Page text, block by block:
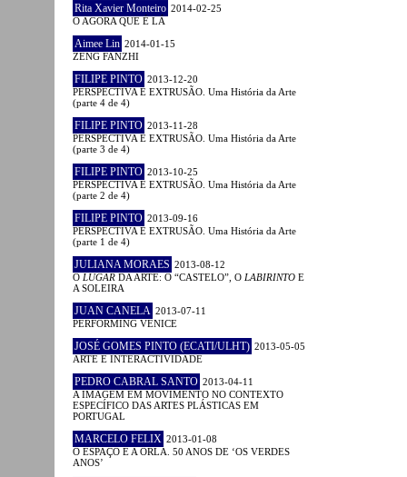
Rita Xavier Monteiro 2014-02-25
O AGORA QUE É LÁ
Aimee Lin 2014-01-15
ZENG FANZHI
FILIPE PINTO 2013-12-20
PERSPECTIVA E EXTRUSÃO. Uma História da Arte
(parte 4 de 4)
FILIPE PINTO 2013-11-28
PERSPECTIVA E EXTRUSÃO. Uma História da Arte
(parte 3 de 4)
FILIPE PINTO 2013-10-25
PERSPECTIVA E EXTRUSÃO. Uma História da Arte
(parte 2 de 4)
FILIPE PINTO 2013-09-16
PERSPECTIVA E EXTRUSÃO. Uma História da Arte
(parte 1 de 4)
JULIANA MORAES 2013-08-12
O LUGAR DA ARTE: O “CASTELO”, O LABIRINTO E
A SOLEIRA
JUAN CANELA 2013-07-11
PERFORMING VENICE
JOSÉ GOMES PINTO (ECATI/ULHT) 2013-05-05
ARTE E INTERACTIVIDADE
PEDRO CABRAL SANTO 2013-04-11
A IMAGEM EM MOVIMENTO NO CONTEXTO
ESPECÍFICO DAS ARTES PLÁSTICAS EM
PORTUGAL
MARCELO FELIX 2013-01-08
O ESPAÇO E A ORLA. 50 ANOS DE ‘OS VERDES
ANOS’